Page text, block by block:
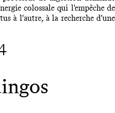
colossale qui l'empêche de
à l'autre, à la recherche d'une